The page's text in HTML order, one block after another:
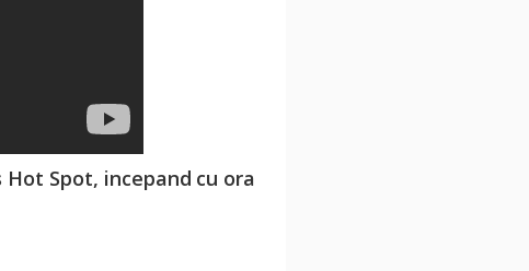
Spot, incepand cu ora